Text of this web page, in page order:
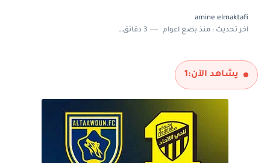
amine elmaktafi
اخر تحديث :منذ بضع اعوام 3 دقائق للقراءة
يشاهد الآن:1